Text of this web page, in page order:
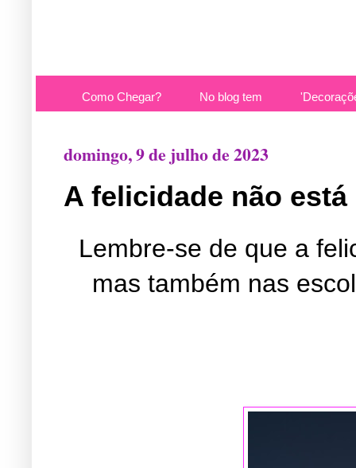
Como Chegar? No blog tem
domingo, 9 de julho de 2023
A felicidade não
Lembre-se de que a
mas também nas